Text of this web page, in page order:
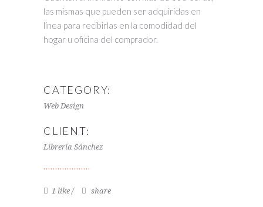
las mismas que pueden ser adquiridas en
línea para recibirlas en la comodidad del
hogar u oficina del comprador.
CATEGORY:
Web Design
CLIENT:
Librería Sánchez
1 like share